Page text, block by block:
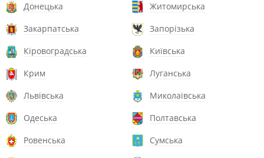
Донецька
Житомирська
Закарпатська
Запорізька
Кіровоградська
Київська
Крим
Луганська
Львівська
Миколаївська
Одеська
Полтавська
Ровенська
Сумська